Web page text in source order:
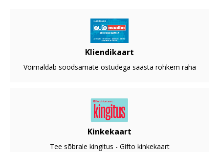
Kliendikaart
Võimaldab soodsamate ostudega säästa rohkem raha
Kinkekaart
Tee sõbrale kingitus - Gifto kinkekaart